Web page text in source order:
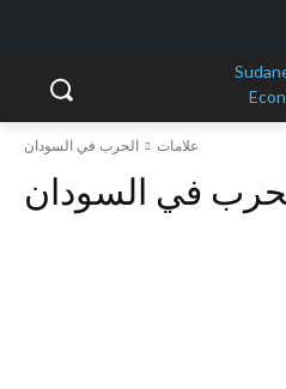
علامات الحرب في السودان
في السودان